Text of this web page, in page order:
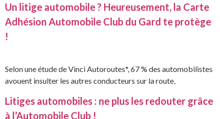
Un litige automobile ? Heureusement, la Carte
Adhésion Automobile Club du Gard te protège
!
Selon une étude de Vinci Autoroutes*, 67 % des automobilistes
avouent insulter les autres conducteurs sur la route,
Litiges automobiles : ne plus les redouter grâce
à l’Automobile Club !